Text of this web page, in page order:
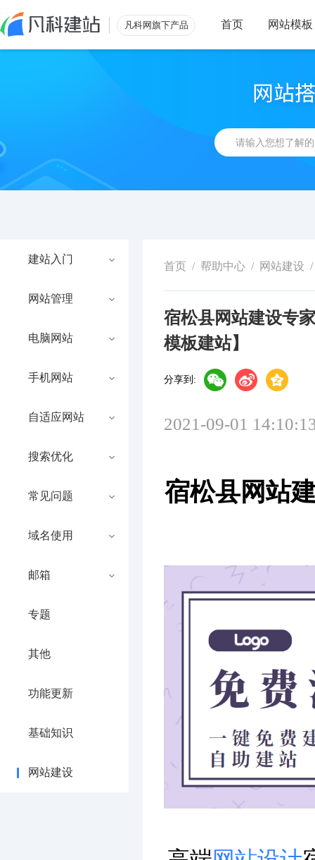
凡科网旗下产品 首页 网站模板
建站入门
网站管理
电脑网站
手机网站
自适应网站
搜索优化
常见问题
域名使用
邮箱
专题
其他
功能更新
基础知识
网站建设
首页 / 帮助中心 / 网站建设 /
宿松县网站建设专
模板建站】
分享到:
2021-09-01
宿松县网站